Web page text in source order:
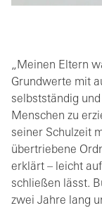
„Meinen Eltern
Grundwerte mit
selbstständig
Menschen zu
seiner Schulzeit
übertriebene
erklärt – leicht
schließen lässt.
zwei Jahre lang